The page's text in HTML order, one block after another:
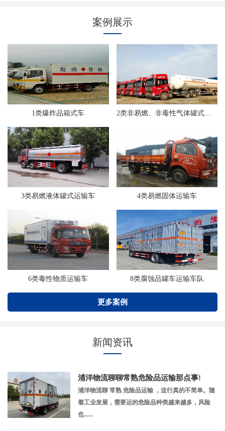
案例展示
1类爆炸品箱式车 2类非易燃、非毒性气体罐式运输车
3类易燃液体罐式运输车 4类易燃固体运输车
6类毒性物质运输车 8类腐蚀品罐车运输车队
更多案例
新闻资讯
浦洋物流聊聊常熟危险品运输那点事!
浦洋物流聊 常熟 危险品运输 ，这行真的不简单。随
着工业发展，需要运的危险品种类越来越多，风险
也......